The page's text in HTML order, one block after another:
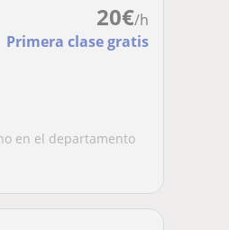
20€/h
Primera clase gratis
en el departamento